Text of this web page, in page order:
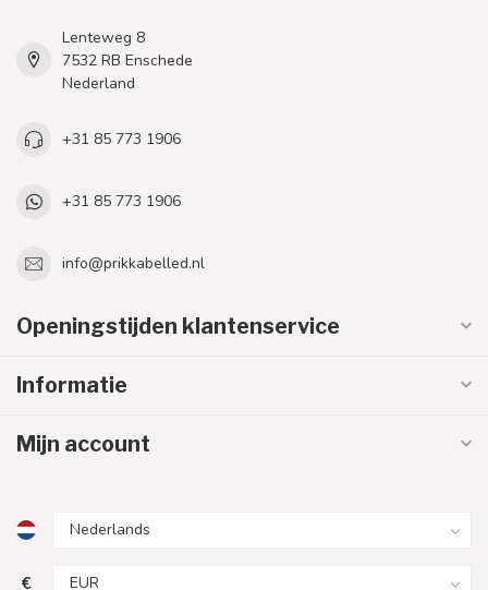
Lenteweg 8
7532 RB Enschede
Nederland
+31 85 773 1906
+31 85 773 1906
info@prikkabelled.nl
Openingstijden klantenservice
Informatie
Mijn account
€